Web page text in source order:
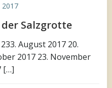
2017
Salzgrotte
August 2017 20.
2017 23. November
[…]